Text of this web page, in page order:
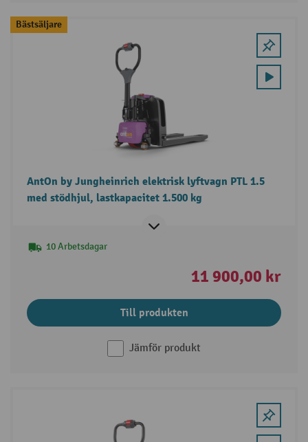
Bästsäljare
AntOn by Jungheinrich elektrisk lyftvagn PTL 1.5
med stödhjul, lastkapacitet 1.500 kg
10 Arbetsdagar
11 900,00 kr
Till produkten
Jämför produkt